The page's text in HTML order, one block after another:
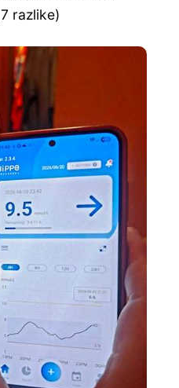
razlike)